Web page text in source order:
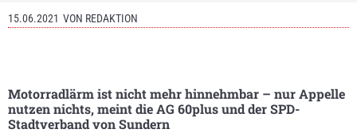
15.06.2021 VON REDAKTION
Motorradlärm ist nicht mehr hinnehmbar – nur Appelle
nutzen nichts, meint die AG 60plus und der SPD-
Stadtverband von Sundern